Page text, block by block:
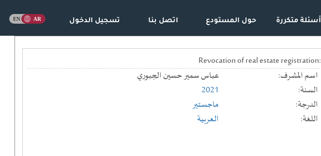
أسئلة متكررة حول المستودع اتصل بنا تسجيل الدخول
اسم المشرف:
عباس سمير حسين الجبوري
السنة:
2021
الدرجة:
ماجستير
اللغة:
العربية